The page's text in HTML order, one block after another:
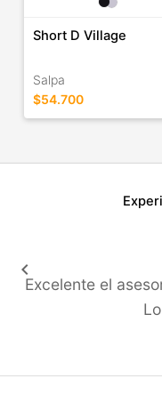
Short D Village
Salpa
$54.700
Excelente el
keyboard_arrow_left